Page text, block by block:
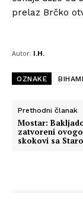
prelaz Brčko
Autor: I.H.
OZNAKE
Prethodni članak
Mostar:
zatvoreni
skokovi sa